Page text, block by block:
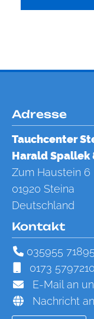
Adresse
Tauchcenter
Harald Spallek
Zum Haustein 6
01920 Steina
Deutschland
Kontakt
035955
0173 5797210
E-Mail an
Nachricht